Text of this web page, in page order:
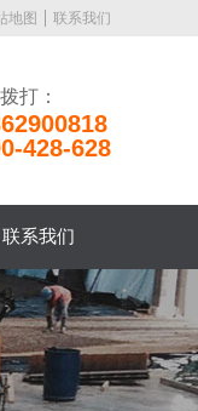
地图 联系我们
打：
428-628
联系我们